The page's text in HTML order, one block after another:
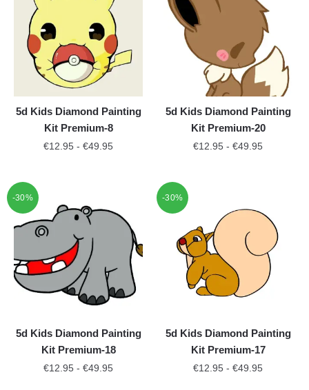
5d Kids Diamond Painting
Kit Premium-8
€12.95 - €49.95
5d Kids Diamond Painting
Kit Premium-20
€12.95 - €49.95
-30%
5d Kids Diamond Painting
Kit Premium-18
€12.95 - €49.95
-30%
5d Kids Diamond Painting
Kit Premium-17
€12.95 - €49.95